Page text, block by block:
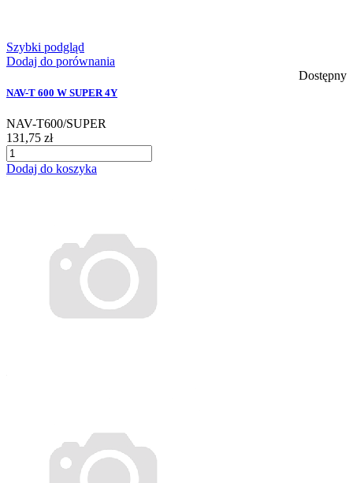
Szybki podgląd
Dodaj do porównania
Dostępny
NAV-T 600 W SUPER 4Y
NAV-T600/SUPER
131,75 zł
Dodaj do koszyka